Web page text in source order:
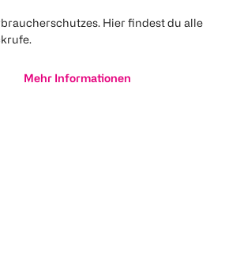
Hier findest du alle
Mehr Informationen